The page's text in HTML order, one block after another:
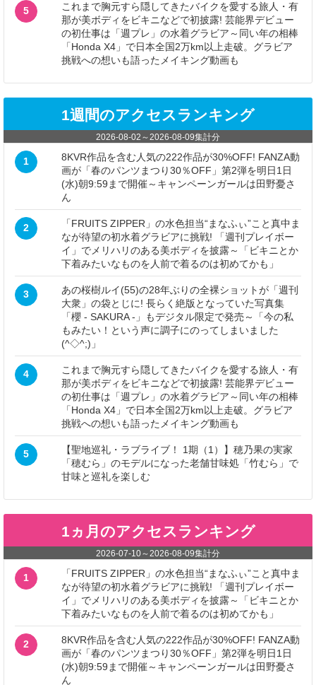
5
これまで胸元すら隠してきたバイクを愛する旅人・有
那が美ボディをビキニなどで初披露! 芸能界デビュー
の初仕事は「週プレ」の水着グラビア～同い年の相棒
「Honda X4」で日本全国2万km以上走破。グラビア
挑戦への想いも語ったメイキング動画も
1週間のアクセスランキング
2026-08-02 ～2026-08-09集計分
1
8KVR作品を含む人気の222作品が30%OFF! FANZA動
画が「春のパンツまつり30％OFF」第2弾を明日1日
(水)朝9:59まで開催～キャンペーンガールは田野憂さ
ん
2
「FRUITS ZIPPER」の水色担当“まなふぃ”こと真中ま
なが待望の初水着グラビアに挑戦! 「週刊プレイボー
イ」でメリハリのある美ボディを披露～「ビキニとか
下着みたいなものを人前で着るのは初めてかも」
3
あの桜樹ルイ(55)の28年ぶりの全裸ショットが「週刊
大衆」の袋とじに! 長らく絶版となっていた写真集
「櫻 - SAKURA -」もデジタル限定で発売～「今の私
もみたい！という声に調子にのってしまいました
(^◇^;)」
4
これまで胸元すら隠してきたバイクを愛する旅人・有
那が美ボディをビキニなどで初披露! 芸能界デビュー
の初仕事は「週プレ」の水着グラビア～同い年の相棒
「Honda X4」で日本全国2万km以上走破。グラビア
挑戦への想いも語ったメイキング動画も
5
【聖地巡礼・ラブライブ！ 1期（1）】穂乃果の実家
「穂むら」のモデルになった老舗甘味処「竹むら」で
甘味と巡礼を楽しむ
1ヵ月のアクセスランキング
2026-07-10～2026-08-09集計分
1
「FRUITS ZIPPER」の水色担当“まなふぃ”こと真中ま
なが待望の初水着グラビアに挑戦! 「週刊プレイボー
イ」でメリハリのある美ボディを披露～「ビキニとか
下着みたいなものを人前で着るのは初めてかも」
2
8KVR作品を含む人気の222作品が30%OFF! FANZA動
画が「春のパンツまつり30％OFF」第2弾を明日1日
(水)朝9:59まで開催～キャンペーンガールは田野憂さ
ん